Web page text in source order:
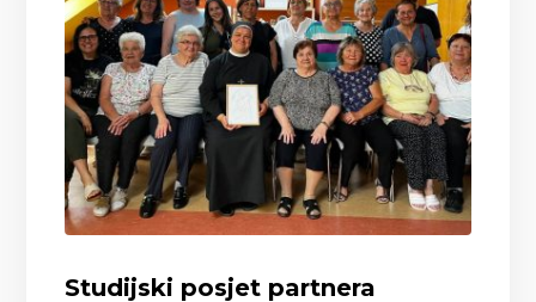
Studijski posjet partnera